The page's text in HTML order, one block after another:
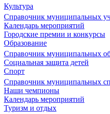
Культура
Справочник муниципальных
Календарь мероприятий
Городские премии и конкурсы
Образование
Справочник муниципальных
Социальная защита детей
Спорт
Справочник муниципальных
Наши чемпионы
Календарь мероприятий
Туризм и отдых